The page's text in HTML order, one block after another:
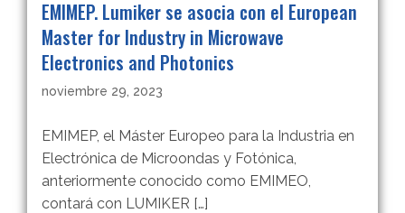
EMIMEP. Lumiker se asocia con el European
Master for Industry in Microwave
Electronics and Photonics
noviembre 29, 2023
EMIMEP, el Máster Europeo para la Industria en
Electrónica de Microondas y Fotónica,
anteriormente conocido como EMIMEO,
contará con LUMIKER […]